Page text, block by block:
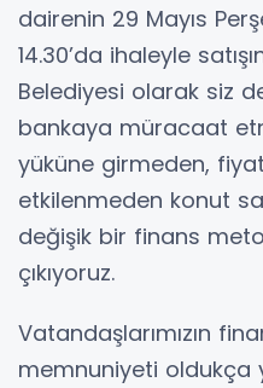
dairenin 29 Mayıs
14.30’da ihaleyle
Belediyesi olarak siz
bankaya müracaat
yüküne girmeden, fiyat
etkilenmeden konut
değişik bir finans
çıkıyoruz.
Vatandaşlarımızın
memnuniyeti oldukça